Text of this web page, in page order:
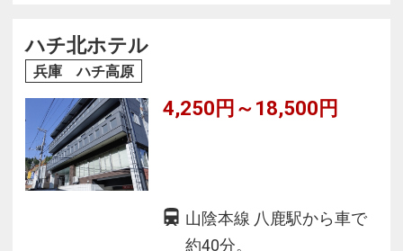
ハチ北ホテル
兵庫 ハチ高原
4,250円～18,500円
山陰本線 八鹿駅から車で
約40分。